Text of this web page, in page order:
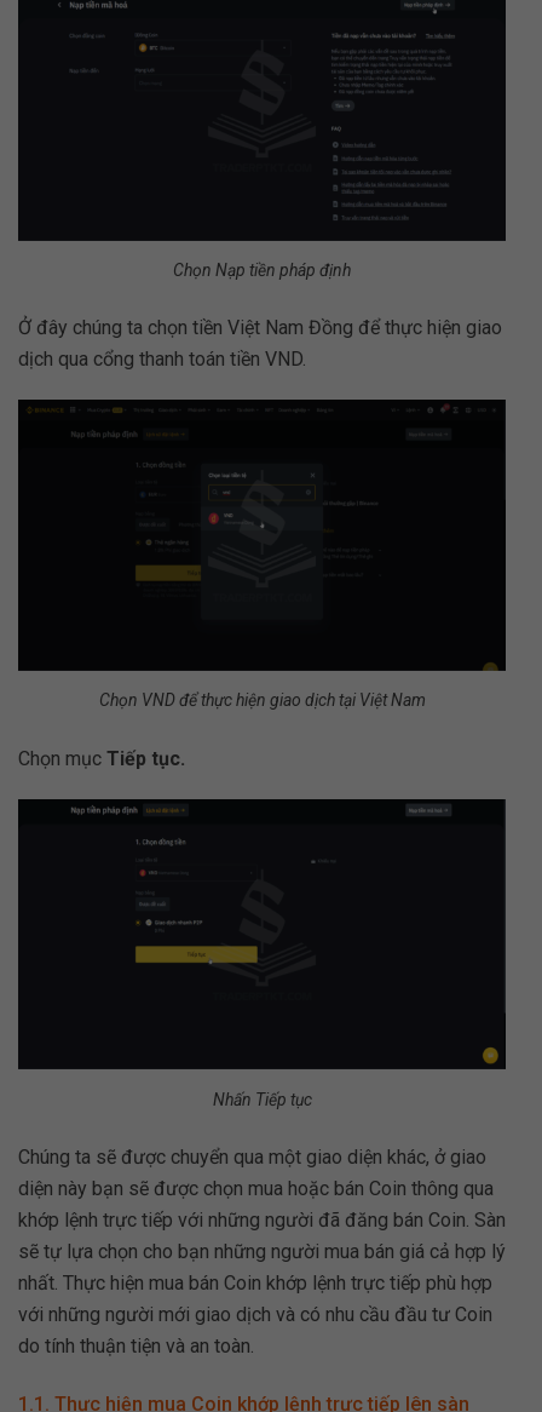
Chọn Nạp tiền pháp định
Ở đây chúng ta chọn tiền Việt Nam Đồng để thực hiện giao
dịch qua cổng thanh toán tiền VND.
Chọn VND để thực hiện giao dịch tại Việt Nam
Chọn mục Tiếp tục.
Nhấn Tiếp tục
Chúng ta sẽ được chuyển qua một giao diện khác, ở giao
diện này bạn sẽ được chọn mua hoặc bán Coin thông qua
khớp lệnh trực tiếp với những người đã đăng bán Coin. Sàn
sẽ tự lựa chọn cho bạn những người mua bán giá cả hợp lý
nhất. Thực hiện mua bán Coin khớp lệnh trực tiếp phù hợp
với những người mới giao dịch và có nhu cầu đầu tư Coin
do tính thuận tiện và an toàn.
1.1. Thực hiện mua Coin khớp lệnh trực tiếp lên sàn